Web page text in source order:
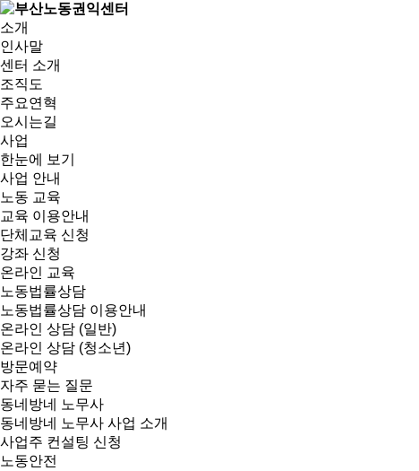
소개
인사말
센터 소개
조직도
주요연혁
오시는길
사업
한눈에 보기
사업 안내
노동 교육
교육 이용안내
단체교육 신청
강좌 신청
온라인 교육
노동법률상담
노동법률상담 이용안내
온라인 상담 (일반)
온라인 상담 (청소년)
방문예약
자주 묻는 질문
동네방네 노무사
동네방네 노무사 사업 소개
사업주 컨설팅 신청
노동안전